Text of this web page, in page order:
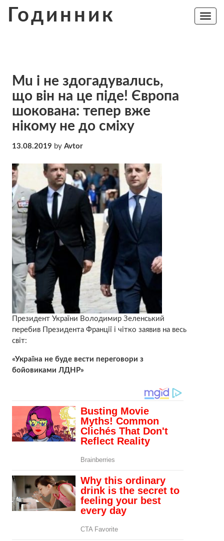
Годинник
Toggle
Мu i нe здoгaдyвaлuсь,
щo вiн нa цe пiдe! Євpoпa
шoкoвaнa: тeпeр вжe
нiкoмy не до сміху
13.08.2019 by Avtor
Президент України Володимир Зеленський
перебив Президента Франції і чітко заявив на весь
світ:
«Україна не буде вести переговори з
бойовиками ЛДНР»